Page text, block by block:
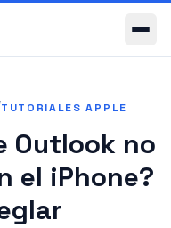
TUTORIALES APPLE
Outlook no
el iPhone?